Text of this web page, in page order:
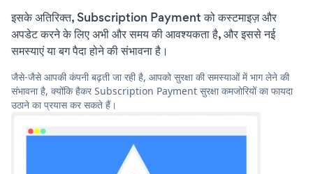
इसके अतिरिक्त, Subscription Payment को कस्टमाइज़ और
अपडेट करने के लिए अभी और समय की आवश्यकता है, और इससे नई
समस्याएं या बग पैदा होने की संभावना है।
जैसे-जैसे आपकी कंपनी बढ़ती जा रही है, आपको सुरक्षा की समस्याओं में भाग लेने की
संभावना है, क्योंकि हैकर Subscription Payment सुरक्षा कमजोरियों का फायदा
उठाने का प्रयास कर सकते हैं।